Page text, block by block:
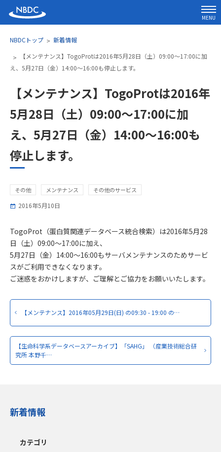
MENU
NBDCトップ
新着情報
【メンテナンス】TogoProtは2016年5月28日（土）09:00～17:00に加
え、5月27日（金）14:00～16:00も停止します。
【メンテナンス】TogoProtは2016年
5月28日（土）09:00～17:00に加
え、5月27日（金）14:00～16:00も
停止します。
その他 メンテナンス その他のサービス
2016年5月10日
TogoProt（蛋白質関連データベース統合検索）は2016年5月28
日（土）09:00～17:00に加え、
5月27日（金）14:00～16:00もサーバメンテナンスのためサービ
スがご利用できなくなります。
ご迷惑をおかけしますが、ご理解とご協力をお願いいたします。
【メンテナンス】2016年05月29日(日) の09:30 - 19:00 の…
【生命科学系データベースアーカイブ】「SAHG」 （産業技術総合研
究所 本野千…
新着情報
カテゴリ